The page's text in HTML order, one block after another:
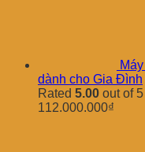
dành cho Gia Đình
Rated 5.00 out of 5
112.000.000₫